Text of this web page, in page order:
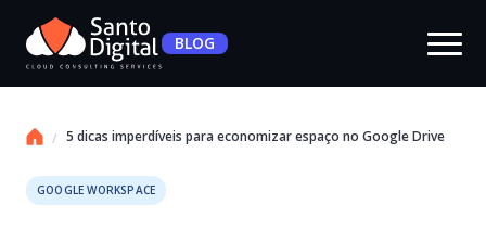
BLOG
5 dicas imperdíveis para economizar espaço no Google Drive
GOOGLE WORKSPACE